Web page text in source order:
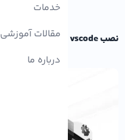
خدمات
مقالات آموزشی
درباره ما
نصب vscode در آلما لینوکس